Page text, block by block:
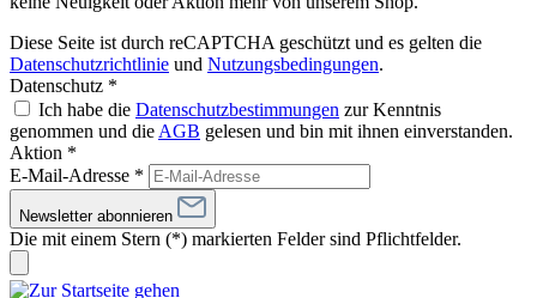
Diese Seite ist durch reCAPTCHA geschützt und es gelten die
Datenschutzrichtlinie und Nutzungsbedingungen.
Datenschutz *
Ich habe die Datenschutzbestimmungen zur Kenntnis
genommen und die AGB gelesen und bin mit ihnen einverstanden.
Aktion *
E-Mail-Adresse *
Newsletter abonnieren
Die mit einem Stern (*) markierten Felder sind Pflichtfelder.